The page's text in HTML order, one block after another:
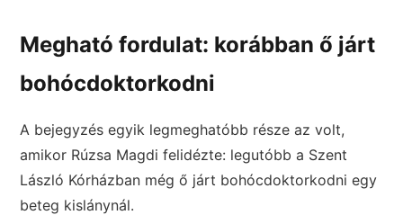
Megható fordulat: korábban ő járt
bohócdoktorkodni
A bejegyzés egyik legmeghatóbb része az volt,
amikor Rúzsa Magdi felidézte: legutóbb a Szent
László Kórházban még ő járt bohócdoktorkodni egy
beteg kislánynál.